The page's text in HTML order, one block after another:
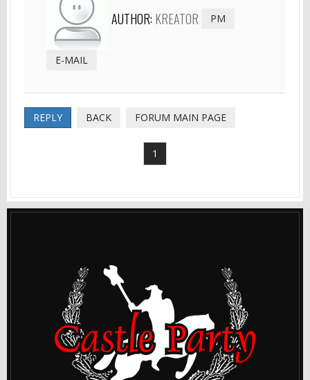
AUTHOR: KREATOR PM
E-MAIL
REPLY BACK FORUM MAIN PAGE
1